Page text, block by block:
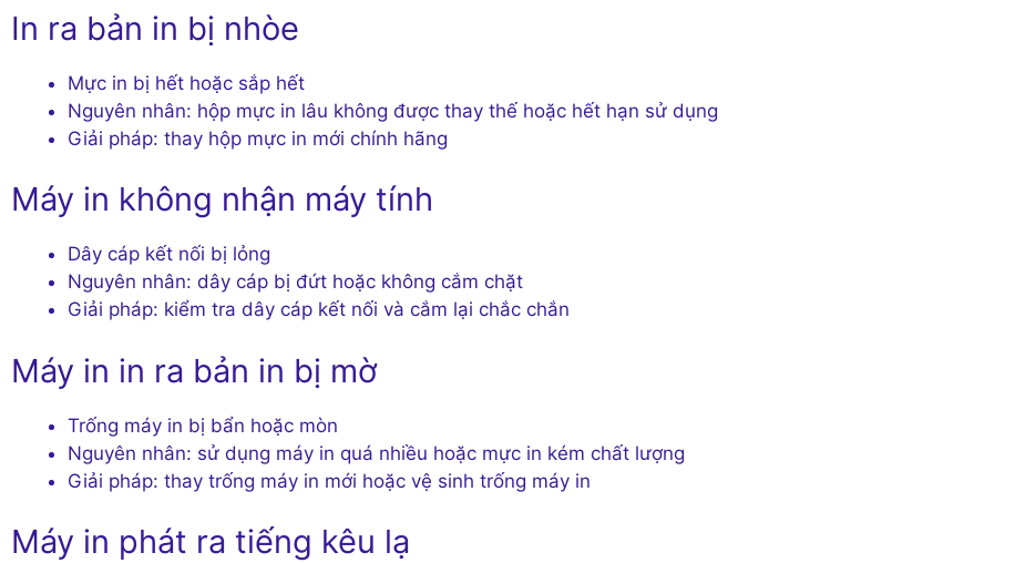
In ra bản in bị nhòe
Mực in bị hết hoặc sắp hết
Nguyên nhân: hộp mực in lâu không được thay thế hoặc hết hạn sử dụng
Giải pháp: thay hộp mực in mới chính hãng
Máy in không nhận máy tính
Dây cáp kết nối bị lỏng
Nguyên nhân: dây cáp bị đứt hoặc không cắm chặt
Giải pháp: kiểm tra dây cáp kết nối và cắm lại chắc chắn
Máy in in ra bản in bị mờ
Trống máy in bị bẩn hoặc mòn
Nguyên nhân: sử dụng máy in quá nhiều hoặc mực in kém chất lượng
Giải pháp: thay trống máy in mới hoặc vệ sinh trống máy in
Máy in phát ra tiếng kêu lạ